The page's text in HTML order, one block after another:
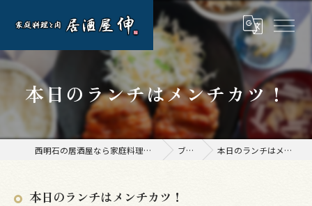
本日のランチはメンチカツ！
西明石の居酒屋なら家庭料理と肉 居酒屋 伸 ブログ 本日のランチはメンチカツ！
本日のランチはメンチカツ！